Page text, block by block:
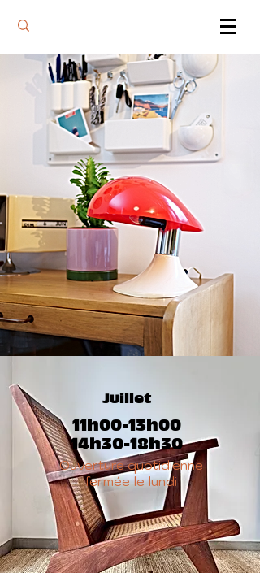
Juillet
11h00-13h00
14h30-18h30
Ouverture quotidienne
fermée le lundi